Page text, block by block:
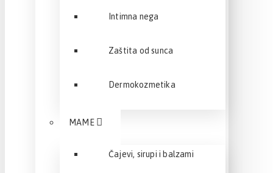
Intimna nega
Zaštita od sunca
Dermokozmetika
MAME
Čajevi, sirupi i balzami